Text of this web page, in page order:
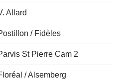
Allard
/ Fidèles
St Pierre Cam 2
/ Alsemberg